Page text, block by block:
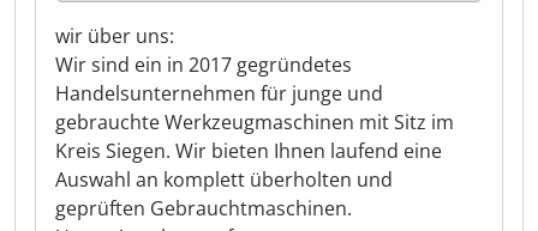
wir über uns:
Wir sind ein in 2017 gegründetes
Handelsunternehmen für junge und
gebrauchte Werkzeugmaschinen mit Sitz im
Kreis Siegen. Wir bieten Ihnen laufend eine
Auswahl an komplett überholten und
geprüften Gebrauchtmaschinen.